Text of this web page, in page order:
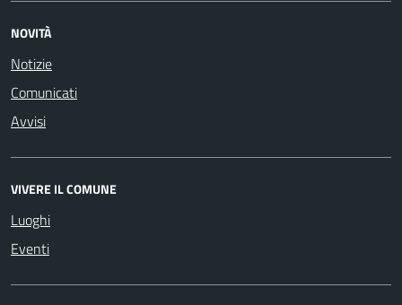
NOVITÀ
Notizie
Comunicati
Avvisi
VIVERE IL COMUNE
Luoghi
Eventi